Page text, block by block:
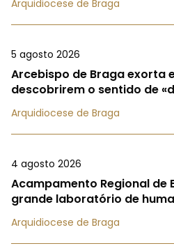
Arquidiocese de Braga
5 agosto 2026
Arcebispo de Braga exorta
descobrirem o sentido de
Arquidiocese de Braga
4 agosto 2026
Acampamento Regional de
grande laboratório de
Arquidiocese de Braga